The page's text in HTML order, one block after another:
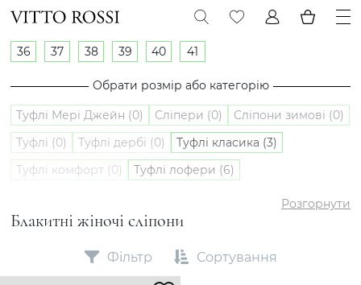
Блакитні жіночі сліпони
36 37 38 39 40 41
Обрати розмір або категорію
Туфлі Мері Джейн (0) Сліпери (0)
Сліпони зимові (0)
Туфлі (0)
Туфлі дербі (0)
Туфлі класика (3)
Туфлі комфорт (0)
Туфлі лофери (6)
Розгорнути
Фільтр Сортування